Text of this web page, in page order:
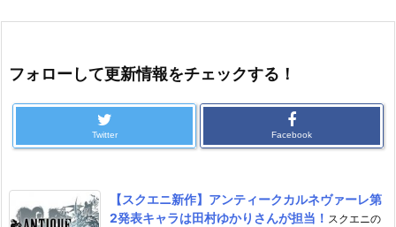
フォローして更新情報をチェックする！
Twitter Facebook
【スクエニ新作】アンティークカルネヴァーレ第
2発表キャラは田村ゆかりさんが担当！ スクエニの